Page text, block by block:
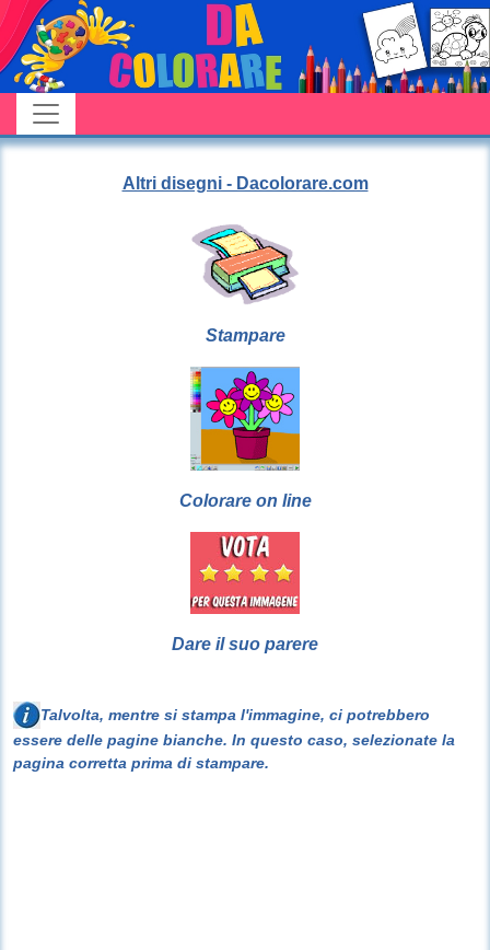
Altri disegni - Dacolorare.com
Stampare
Colorare on line
Dare il suo parere
Talvolta, mentre si stampa l'immagine, ci potrebbero
essere delle pagine bianche. In questo caso, selezionate la
pagina corretta prima di stampare.